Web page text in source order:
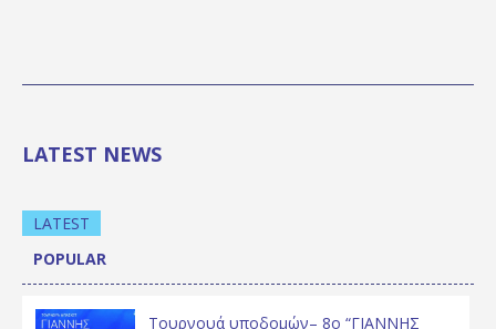
LATEST NEWS
LATEST
POPULAR
Τουρνουά υποδομών– 8ο “ΓΙΑΝΝΗΣ